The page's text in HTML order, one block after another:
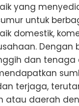
yang
untuk
domestik,
Dengan
dan tenaga
terjaga,
atau daerah